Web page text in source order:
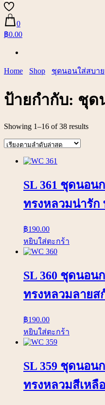
0
฿0.00
Home Shop ชุดนอนใส่สบาย
ป้ายกำกับ: ชุด
Showing 1–16 of 38 results
SL 361 ชุดนอน
ทรงหลวมน่ารัก
฿190.00
หยิบใส่ตะกร้า
SL 360 ชุดนอน
ทรงหลวมลายส
฿190.00
หยิบใส่ตะกร้า
SL 359 ชุดนอน
ทรงหลวมสีเหลื